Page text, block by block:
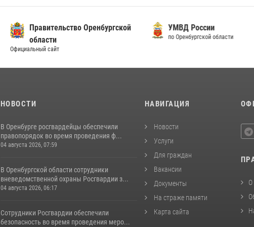
Правительство Оренбургской
области
Официальный сайт
УМВД России
по Оренбургской области
НОВОСТИ
В Оренбурге росгвардейцы обеспечили
правопорядок во время проведения ф...
04 августа 2026, 07:59
В Оренбургской области сотрудники
вневедомственной охраны Росгвардии з...
04 августа 2026, 06:17
Сотрудники Росгвардии обеспечили
безопасность во время проведения меро...
НАВИГАЦИЯ
Новости
Услуги
Для граждан
Вакансии
Документы
На страже памяти
Карта сайта
О